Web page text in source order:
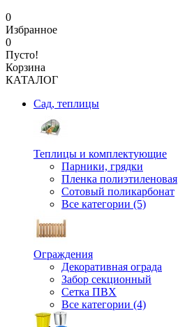
0
Избранное
0
Пусто!
Корзина
КАТАЛОГ
Сад, теплицы
Теплицы и комплектующие
Парники, грядки
Пленка полиэтиленовая
Сотовый поликарбонат
Все категории (5)
Ограждения
Декоративная ограда
Забор секционный
Сетка ПВХ
Все категории (4)